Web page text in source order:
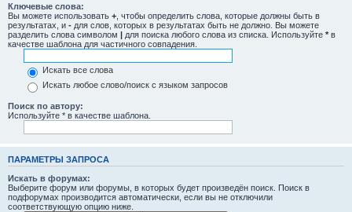
Ключевые слова:
Вы можете использовать + , чтобы определить слова, которые должны быть в
результатах, и - для слов, которых в результатах быть не должно. Вы можете
разделить слова символом | для поиска любого слова из списка. Используйте * в
качестве шаблона для частичного совпадения.
Искать все слова
Искать любое слово/поиск с языком запросов
Поиск по автору:
Используйте * в качестве шаблона.
ПАРАМЕТРЫ ЗАПРОСА
Искать в форумах:
Выберите форум или форумы, в которых будет произведён поиск. Поиск в
подфорумах производится автоматически, если вы не отключили
соответствующую опцию ниже.